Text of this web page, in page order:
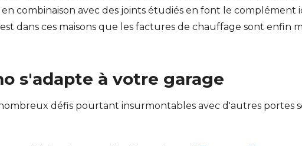
combinaison avec des joints étudiés en font le complément
dans ces maisons que les factures de chauffage sont enfin
s'adapte à votre garage
défis pourtant insurmontables avec d'autres portes